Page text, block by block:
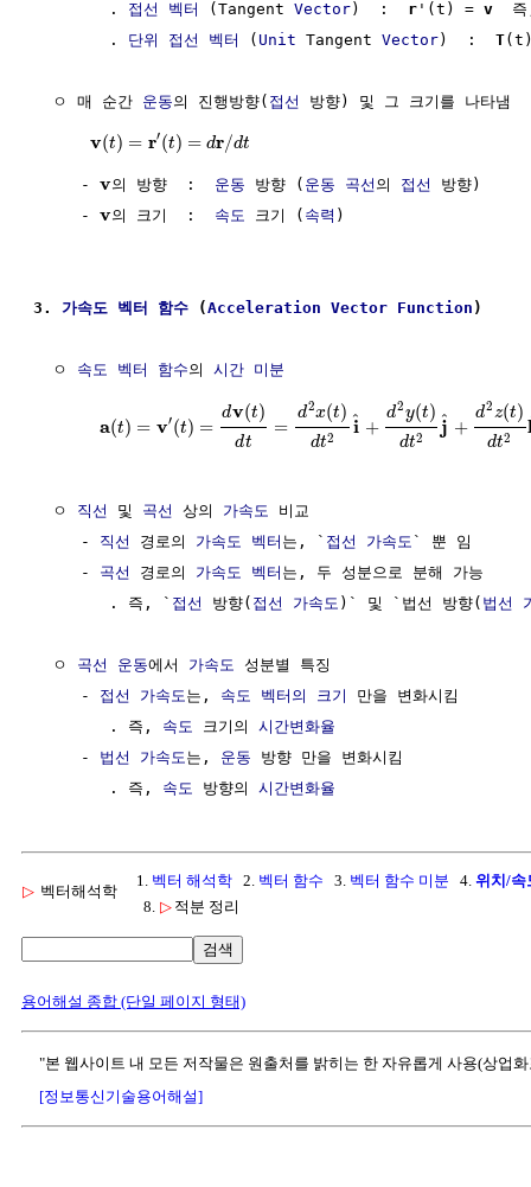
        .
접선 벡터 (Tangent Vector)  : r '(t) = v
        .
단위 접선 벡터 ( Unit Tangent Vector)  : T
  ㅇ 매 순간
운동의 진행방향( 접선 방향) 및 그 크기를 나타냄
v(t) = r′(t) = dr/dt
     -
v의 방향  : 운동 방향 ( 운동 곡선 의 접선
방향)
     -
v의 크기  : 속도 크기 ( 속력 )
3. 가속도 벡터 함수 (Acceleration Vector Function )
  ㅇ
속도 벡터 함수의 시간 미분
a(t) = v′(t) =
dv(t)
dt
=
d2x(t)
dt2
^i +
d2y(t)
dt2
^j +
d2z(t)
dt2
  ㅇ
직선 및 곡선 상의 가속도
비교
     -
직선 경로의 가속도 벡터 는, ` 접선 가속도 ` 뿐 임
     -
곡선 경로의 가속도 벡터 는, 두 성분으로 분해 가능
        . 즉, `
접선 방향( 접선 가속도 )` 및 `법선 방향( 법선
  ㅇ
곡선 운동에서 가속도
성분별 특징
     -
접선 가속도 는, 속도 벡터의 크기
만을 변화시킴
        . 즉,
속도 크기의 시간변화율
     -
법선 가속도 는, 운동 방향 만을 변화시킴
        . 즉,
속도 방향의 시간변화율
▷ 벡터해석학
1. 벡터 해석학 2. 벡터 함수 3. 벡터 함수 미분 4. 위치/속
8. ▷ 적분 정리
검색
용어해설 종합 (단일 페이지 형태)
"본 웹사이트 내 모든 저작물은 원출처를 밝히는 한 자유롭게 사용(상업
[정보통신기술용어해설]